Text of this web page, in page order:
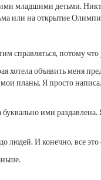
младшими детьми.
или на открытие
справляться, потому
хотела объявить меня
планы. Я просто
ими
людей. И конечно, все